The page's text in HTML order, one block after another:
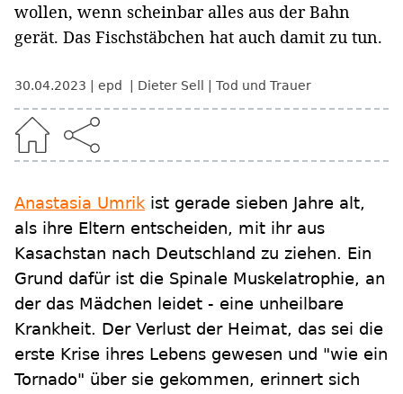
wollen, wenn scheinbar alles aus der Bahn
gerät. Das Fischstäbchen hat auch damit zu tun.
30.04.2023 epd Dieter Sell Tod und Trauer
Anastasia Umrik ist gerade sieben Jahre alt,
als ihre Eltern entscheiden, mit ihr aus
Kasachstan nach Deutschland zu ziehen. Ein
Grund dafür ist die Spinale Muskelatrophie, an
der das Mädchen leidet - eine unheilbare
Krankheit. Der Verlust der Heimat, das sei die
erste Krise ihres Lebens gewesen und "wie ein
Tornado" über sie gekommen, erinnert sich